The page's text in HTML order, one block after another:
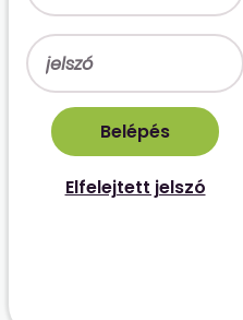
Elfelejtett jelszó